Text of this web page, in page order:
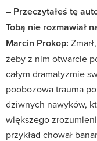
– Przeczytałeś tę
Tobą nie rozmawiał
Marcin Prokop:
żeby z nim otwarcie
całym dramatyzmie
poobozowa trauma
dziwnych nawyków,
większego
przykład chował